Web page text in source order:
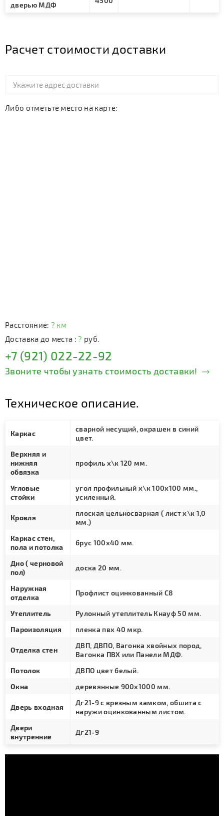
дверью МДФ
Расчет стоимости доставки
Либо отметьте место на карте:
Расстояние: ? км
Доставка до места :? руб.
+7 (921) 022-22-92
Звоните чтобы узнать стоимость доставки!
Техническое описание.
Каркас
сварной несущий, окрашен в синий
цвет.
Верхняя и
нижняя
обвязка
профиль х\к 120 мм.
Угловые
стойки
угол профильный х\к 100х100 мм.,
усиленный.
Кровля
плоская цельносварная ( лист х\к 1,0
мм.)
Каркас стен,
пола и потолка
брус 100х40 мм.
Дно ( черновой
пол)
доска 20 мм.
Наружная
отделка
Профлист оцинкованный С8
Утеплитель
Рулонный утеплитель Кнауф 50 мм.
Пароизоляция
пленка пвх 40 мкр.
Отделка стен
ДВП, ДВПО, Вагонка хвойных пород,
Вагонка ПВХ или Панели МДФ.
Потолок
ДВПО цвет белый.
Окна
деревянные 900х1000 мм.
Дверь входная
Дг21-9 с врезным замком, обшита с
наружи оцинкованным листом.
Двери
внутренние
Дг21-9